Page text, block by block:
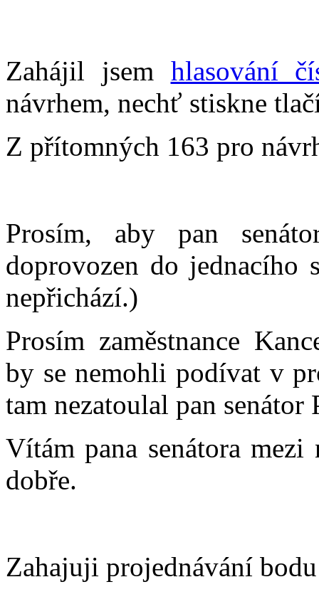
Zahájil jsem hlasování
návrhem, nechť stiskne
Z přítomných 163 pro
Prosím, aby pan
doprovozen do jednacího
nepřichází.)
Prosím zaměstnance
by se nemohli podívat v
tam nezatoulal pan senátor
Vítám pana senátora
dobře.
Zahajuji projednávání bodu